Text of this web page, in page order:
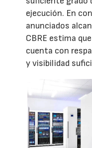
ejecución. En
anunciados
CBRE estima
cuenta con
y visibilidad